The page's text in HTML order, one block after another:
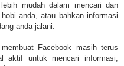
mudah dalam mencari dan
anda, atau bahkan informasi
anda jalani.
Facebook masih terus
aktif untuk mencari informasi,